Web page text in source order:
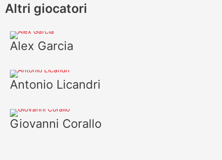
Altri giocatori
Alex Garcia
Antonio Licandri
Giovanni Corallo